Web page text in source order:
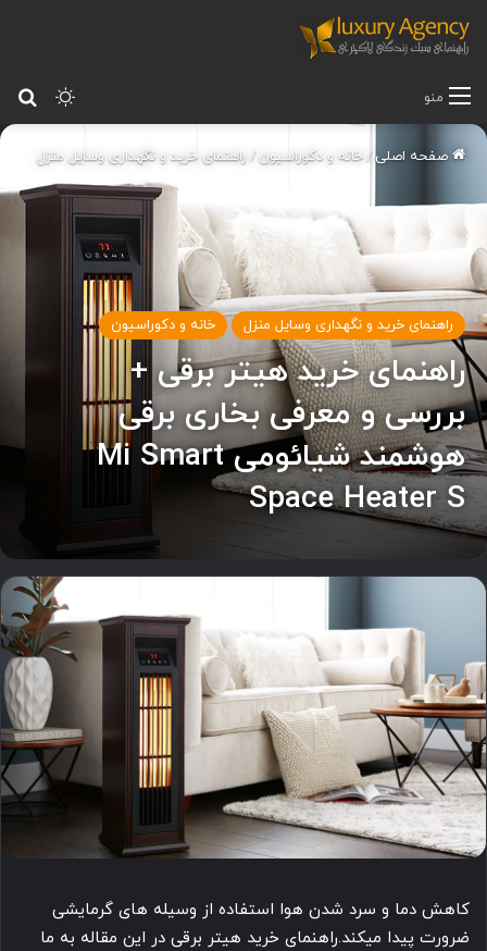
تغییر منو
صفحه اصلی/خانه و دکوراسیون/راهنمای خرید و نگهداری وسایل منزل
راهنمای خرید و نگهداری وسایل منزل خانه و دکوراسیون
راهنمای خرید هیتر برقی +
بررسی و معرفی بخاری برقی
هوشمند شیائومی Mi Smart
Space Heater S
کاهش دما و سرد شدن هوا استفاده از وسیله های گرمایشی
ضرورت پیدا میکند.راهنمای خرید هیتر برقی در این مقاله به ما